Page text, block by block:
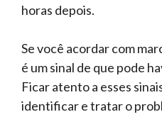
horas depois.
Se você acordar com
é um sinal de que pode
Ficar atento a esses
identificar e tratar o